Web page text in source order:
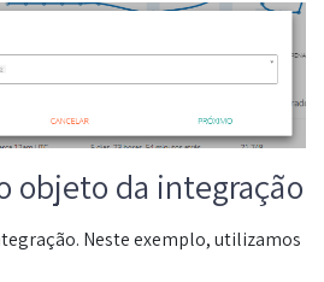
objeto da integração
Neste exemplo, utilizamos